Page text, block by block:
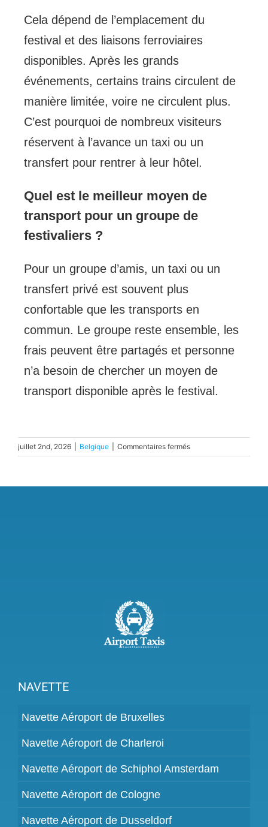
Cela dépend de l’emplacement du
festival et des liaisons ferroviaires
disponibles. Après les grands
événements, certains trains circulent de
manière limitée, voire ne circulent plus.
C’est pourquoi de nombreux visiteurs
réservent à l’avance un taxi ou un
transfert pour rentrer à leur hôtel.
Quel est le meilleur moyen de
transport pour un groupe de
festivaliers ?
Pour un groupe d’amis, un taxi ou un
transfert privé est souvent plus
confortable que les transports en
commun. Le groupe reste ensemble, les
frais peuvent être partagés et personne
n’a besoin de chercher un moyen de
transport disponible après le festival.
juillet 2nd, 2026 Belgique Commentaires ferméssur
Les
NAVETTE
Navette Aéroport de Bruxelles
Navette Aéroport de Charleroi
Navette Aéroport de Schiphol Amsterdam
Navette Aéroport de Cologne
Navette Aéroport de Dusseldorf